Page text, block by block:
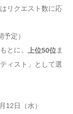
リクエスト数に応
定）
とに、 上位50位ま
ィスト」として選
12日（水）